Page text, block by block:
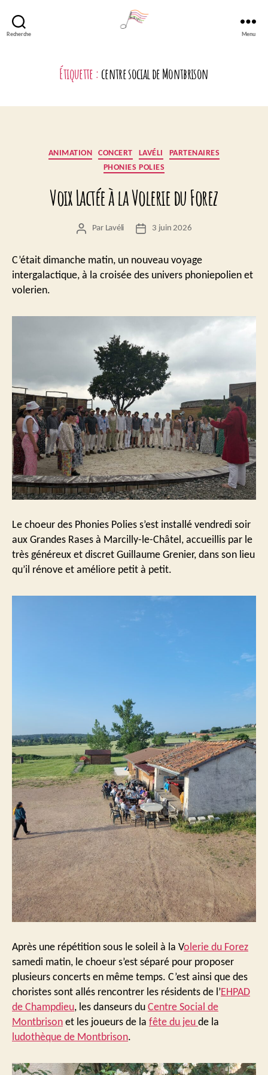
Recherche Menu
Étiquette : centre social de Montbrison
Catégories
ANIMATION CONCERT LAVÉLI
PARTENAIRES
PHONIES POLIES
Voix Lactée à la Volerie du Forez
Auteur
l’article
Par Lavéli
Date3 juin 2026
C’était dimanche matin, un nouveau voyage
intergalactique, à la croisée des univers phoniepolien et
volerien.
Le choeur des Phonies Polies s’est installé vendredi soir
aux Grandes Rases à Marcilly-le-Châtel, accueillis par le
très généreux et discret Guillaume Grenier, dans son lieu
qu’il rénove et améliore petit à petit.
Après une répétition sous le soleil à la Volerie du Forez
samedi matin, le choeur s’est séparé pour proposer
plusieurs concerts en même temps. C’est ainsi que des
choristes sont allés rencontrer les résidents de l’EHPAD
de Champdieu, les danseurs du Centre Social de
Montbrison et les joueurs de la fête du jeu de la
ludothèque de Montbrison.